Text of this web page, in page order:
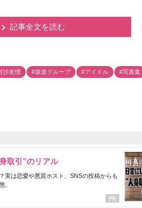
記事全文を読む
沙友理 #坂道グループ #アイドル #写真集
取引”のリアル
実は恋愛や悪質ホスト、SNSの投稿からも
。